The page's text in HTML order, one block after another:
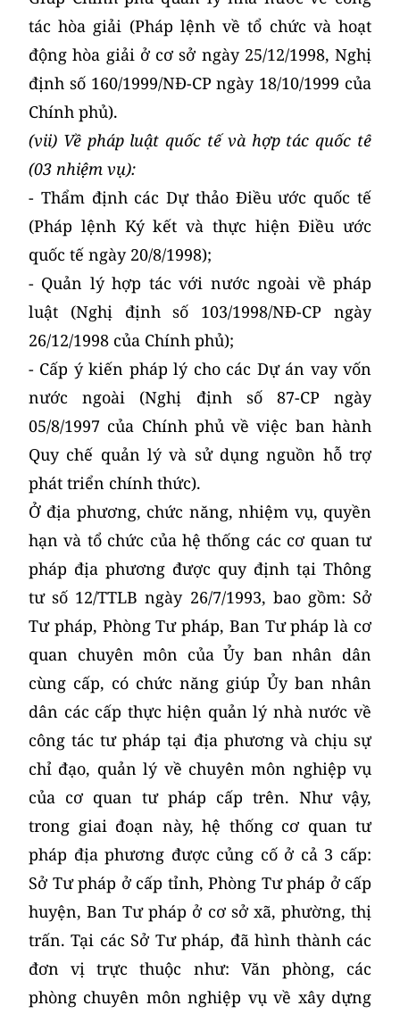
tác hòa giải (Pháp lệnh về tổ chức và hoạt
động hòa giải ở cơ sở ngày 25/12/1998, Nghị
định số 160/1999/NĐ-CP ngày 18/10/1999 của
Chính phủ).
(vii) Về pháp luật quốc tế và hợp tác quốc tế
(03 nhiệm vụ):
- Thẩm định các Dự thảo Điều ước quốc tế
(Pháp lệnh Ký kết và thực hiện Điều ước
quốc tế ngày 20/8/1998);
- Quản lý hợp tác với nước ngoài về pháp
luật (Nghị định số 103/1998/NĐ-CP ngày
26/12/1998 của Chính phủ);
- Cấp ý kiến pháp lý cho các Dự án vay vốn
nước ngoài (Nghị định số 87-CP ngày
05/8/1997 của Chính phủ về việc ban hành
Quy chế quản lý và sử dụng nguồn hỗ trợ
phát triển chính thức).
Ở địa phương, chức năng, nhiệm vụ, quyền
hạn và tổ chức của hệ thống các cơ quan tư
pháp địa phương được quy định tại Thông
tư số 12/TTLB ngày 26/7/1993, bao gồm: Sở
Tư pháp, Phòng Tư pháp, Ban Tư pháp là cơ
quan chuyên môn của Ủy ban nhân dân
cùng cấp, có chức năng giúp Ủy ban nhân
dân các cấp thực hiện quản lý nhà nước về
công tác tư pháp tại địa phương và chịu sự
chỉ đạo, quản lý về chuyên môn nghiệp vụ
của cơ quan tư pháp cấp trên. Như vậy,
trong giai đoạn này, hệ thống cơ quan tư
pháp địa phương được củng cố ở cả 3 cấp:
Sở Tư pháp ở cấp tỉnh, Phòng Tư pháp ở cấp
huyện, Ban Tư pháp ở cơ sở xã, phường, thị
trấn. Tại các Sở Tư pháp, đã hình thành các
đơn vị trực thuộc như: Văn phòng, các
phòng chuyên môn nghiệp vụ về xây dựng